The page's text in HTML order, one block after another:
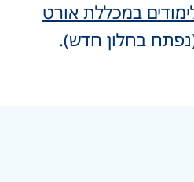
במכללת אורט
בחלון חדש).